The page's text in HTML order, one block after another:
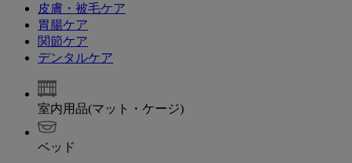
皮膚・被毛ケア
胃腸ケア
関節ケア
デンタルケア
室内用品(マット・ケージ)
ベッド